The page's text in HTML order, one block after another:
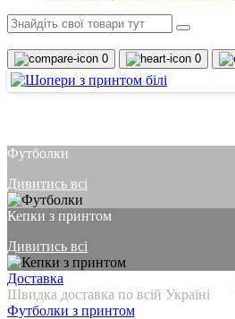
0 0
Футболки
Дивитись всі
Кепки з принтом
Дивитись всі
Доставка
Швидка доставка по всій Україні
Футболки з принтом